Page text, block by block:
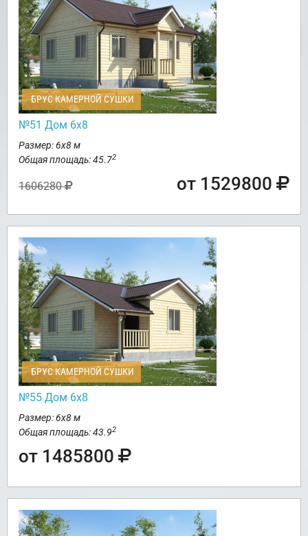
БРУС КАМЕРНОЙ СУШКИ
№51 Дом 6х8
Размер: 6х8 м
Общая площадь: 45.72
1606280 от 1529800
БРУС КАМЕРНОЙ СУШКИ
№55 Дом 6х8
Размер: 6х8 м
Общая площадь: 43.92
от 1485800